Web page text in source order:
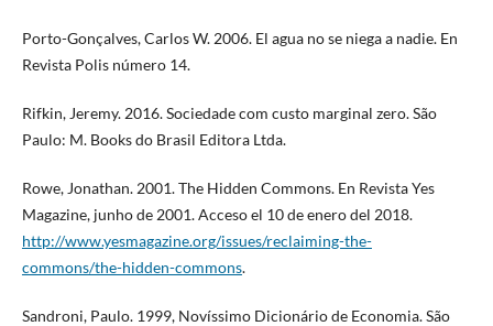
Porto-Gonçalves, Carlos W. 2006. El agua no se niega a nadie. En
Revista Polis número 14.
Rifkin, Jeremy. 2016. Sociedade com custo marginal zero. São
Paulo: M. Books do Brasil Editora Ltda.
Rowe, Jonathan. 2001. The Hidden Commons. En Revista Yes
Magazine, junho de 2001. Acceso el 10 de enero del 2018.
http://www.yesmagazine.org/issues/reclaiming-the-
commons/the-hidden-commons.
Sandroni, Paulo. 1999, Novíssimo Dicionário de Economia. São